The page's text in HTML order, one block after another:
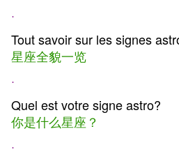
·
Tout savoir sur les signes
星座全貌一览
·
Quel est votre signe astro?
你是什么星座？
·